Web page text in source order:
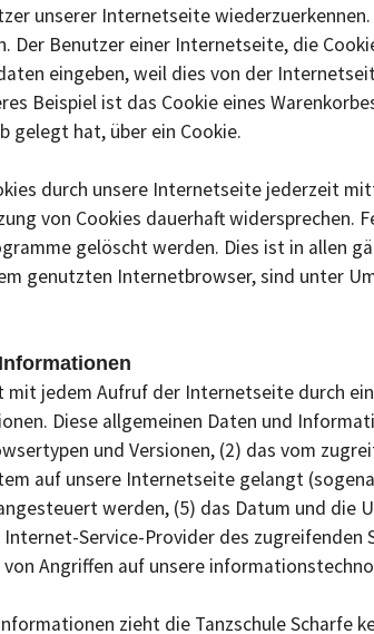
unserer Internetseite
Benutzer einer Internetseite, die
eingeben, weil dies von der
Beispiel ist das Cookie eines
gelegt hat, über ein Cookie.
durch unsere Internetseite jederzeit
von Cookies dauerhaft widersprechen.
gelöscht werden. Dies ist in allen
genutzten Internetbrowser, sind unter
mit jedem Aufruf der Internetseite durch
Diese allgemeinen Daten und
und Versionen, (2) das vom
auf unsere Internetseite gelangt
werden, (5) das Datum und die
Service-Provider des zugreifenden
Angriffen auf unsere
zieht die Tanzschule Scharfe